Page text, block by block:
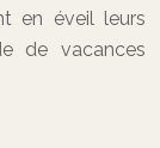
en éveil leurs
de vacances